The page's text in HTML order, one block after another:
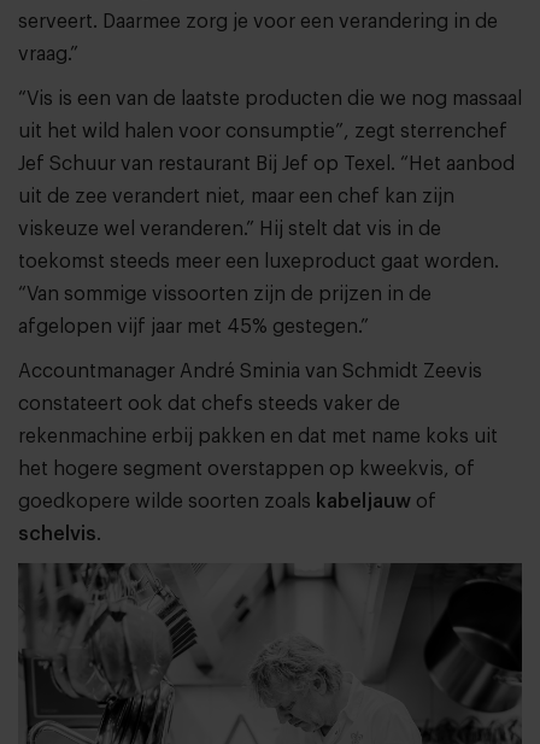
serveert. Daarmee zorg je voor een verandering in de
vraag.”
“Vis is een van de laatste producten die we nog massaal
uit het wild halen voor consumptie”, zegt sterrenchef
Jef Schuur van restaurant Bij Jef op Texel. “Het aanbod
uit de zee verandert niet, maar een chef kan zijn
viskeuze wel veranderen.” Hij stelt dat vis in de
toekomst steeds meer een luxeproduct gaat worden.
“Van sommige vissoorten zijn de prijzen in de
afgelopen vijf jaar met 45% gestegen.”
Accountmanager André Sminia van Schmidt Zeevis
constateert ook dat chefs steeds vaker de
rekenmachine erbij pakken en dat met name koks uit
het hogere segment overstappen op kweekvis, of
goedkopere wilde soorten zoals kabeljauw of
schelvis.